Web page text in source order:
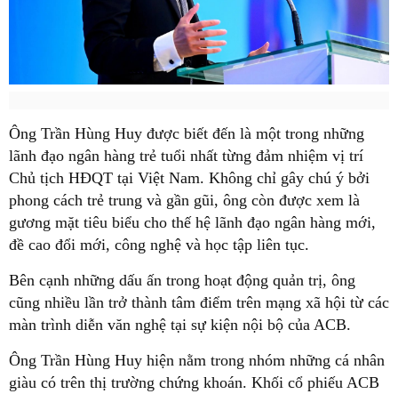
Ông Trần Hùng Huy được biết đến là một trong những
lãnh đạo ngân hàng trẻ tuổi nhất từng đảm nhiệm vị trí
Chủ tịch HĐQT tại Việt Nam. Không chỉ gây chú ý bởi
phong cách trẻ trung và gần gũi, ông còn được xem là
gương mặt tiêu biểu cho thế hệ lãnh đạo ngân hàng mới,
đề cao đổi mới, công nghệ và học tập liên tục.
Bên cạnh những dấu ấn trong hoạt động quản trị, ông
cũng nhiều lần trở thành tâm điểm trên mạng xã hội từ các
màn trình diễn văn nghệ tại sự kiện nội bộ của ACB.
Ông Trần Hùng Huy hiện nằm trong nhóm những cá nhân
giàu có trên thị trường chứng khoán. Khối cổ phiếu ACB